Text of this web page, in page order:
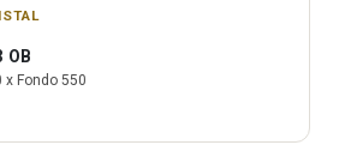
OB
x Fondo 550